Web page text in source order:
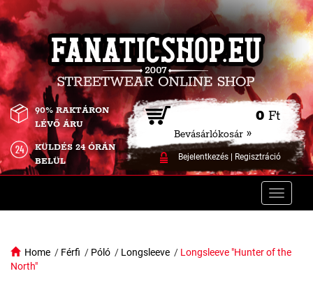
0 Ft
Bevásárlókosár »
Bejelentkezés| Regisztráció
90% RAKTÁRON
LÉVŐ ÁRU
KÜLDÉS 24 ÓRÁN
BELÜL
Toggle
Home / Férfi / Póló / Longsleeve / Longsleeve "Hunter of the
North"